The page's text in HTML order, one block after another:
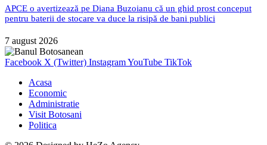
APCE o avertizează pe Diana Buzoianu că un ghid prost conceput
pentru baterii de stocare va duce la risipă de bani publici
7 august 2026
Facebook X (Twitter) InstagramYouTube TikTok
Acasa
Economic
Administratie
Visit Botosani
Politica